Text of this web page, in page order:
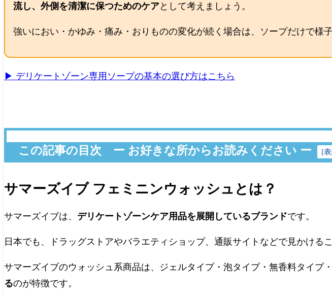
流し、外側を清潔に保つためのケアとして考えましょう。
強いにおい・かゆみ・痛み・おりものの変化が続く場合は、ソープだけで様
▶ デリケートゾーン専用ソープの基本の選び方はこちら
この記事の目次 ー お好きな所からお読みください ー [
サマーズイブ フェミニンウォッシュとは？
サマーズイブは、 デリケートゾーンケア用品を展開しているブランドです。
日本でも、ドラッグストアやバラエティショップ、通販サイトなどで見かける
サマーズイブのウォッシュ系商品は、ジェルタイプ・泡タイプ・無香料タイプ
るのが特徴です。